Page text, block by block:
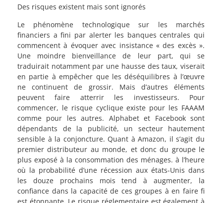
Des risques existent mais sont ignorés
Le phénomène technologique sur les marchés
financiers a fini par alerter les banques centrales qui
commencent à évoquer avec insistance « des excès ».
Une moindre bienveillance de leur part, qui se
traduirait notamment par une hausse des taux, viserait
en partie à empêcher que les déséquilibres à l’œuvre
ne continuent de grossir. Mais d’autres éléments
peuvent faire atterrir les investisseurs. Pour
commencer, le risque cyclique existe pour les FAAAM
comme pour les autres. Alphabet et Facebook sont
dépendants de la publicité, un secteur hautement
sensible à la conjoncture. Quant à Amazon, il s’agit du
premier distributeur au monde, et donc du groupe le
plus exposé à la consommation des ménages. à l’heure
où la probabilité d’une récession aux états-Unis dans
les douze prochains mois tend à augmenter, la
confiance dans la capacité de ces groupes à en faire fi
est étonnante. Le risque réglementaire est également à